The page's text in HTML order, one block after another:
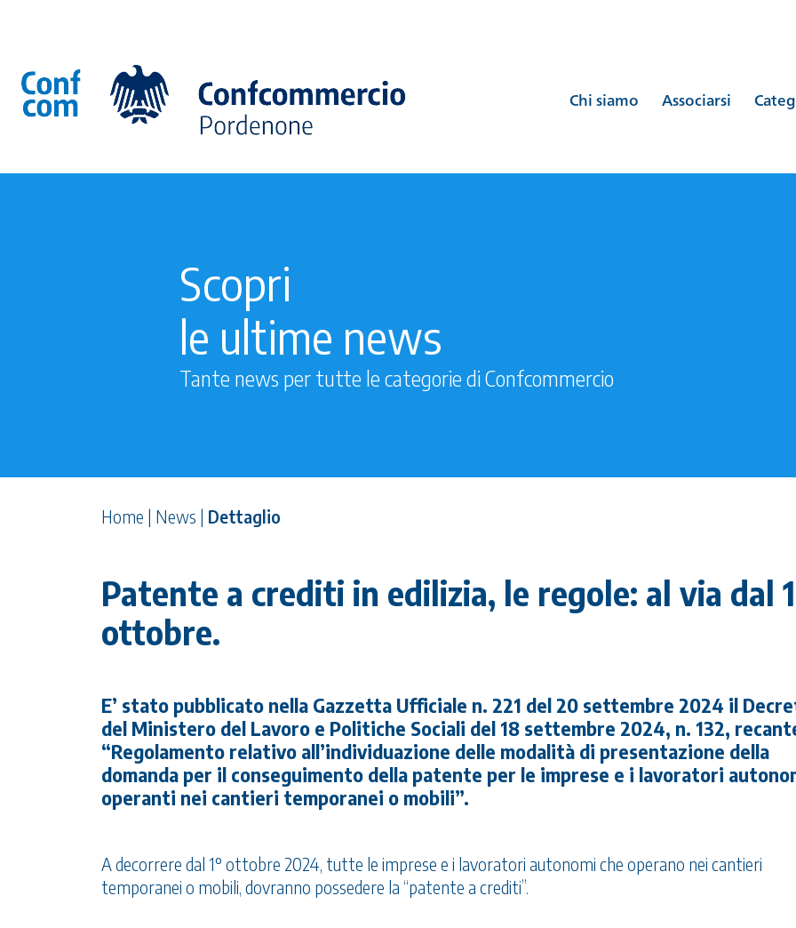
Chi siamo Associarsi
Scopri
le ultime news
Tante news per tutte le categorie di Confcommercio
Home | News | Dettaglio
Patente a crediti in edilizia, le regole: al via dal
ottobre.
E’ stato pubblicato nella Gazzetta Ufficiale n. 221 del 20 settembre 2024 il
del Ministero del Lavoro e Politiche Sociali del 18 settembre 2024, n. 132,
“Regolamento relativo all’individuazione delle modalità di presentazione della
domanda per il conseguimento della patente per le imprese e i lavoratori
operanti nei cantieri temporanei o mobili”.
A decorrere dal 1° ottobre 2024, tutte le imprese e i lavoratori autonomi che operano nei cantieri
temporanei o mobili, dovranno possedere la “patente a crediti”.